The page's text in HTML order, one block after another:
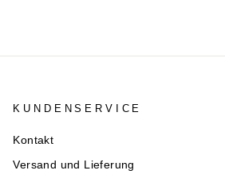
KUNDENSERVICE
Kontakt
Versand und Lieferung